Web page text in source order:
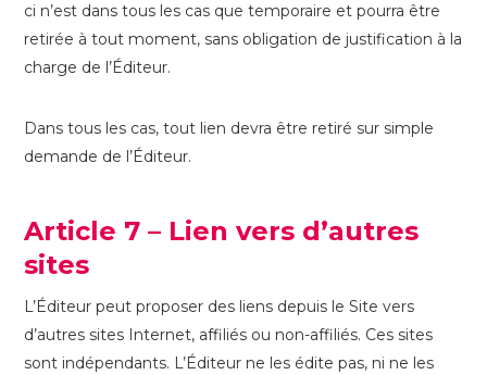
ci n’est dans tous les cas que temporaire et pourra être
retirée à tout moment, sans obligation de justification à la
charge de l’Éditeur.
Dans tous les cas, tout lien devra être retiré sur simple
demande de l’Éditeur.
Article 7 – Lien vers d’autres
sites
L’Éditeur peut proposer des liens depuis le Site vers
d’autres sites Internet, affiliés ou non-affiliés. Ces sites
sont indépendants. L’Éditeur ne les édite pas, ni ne les